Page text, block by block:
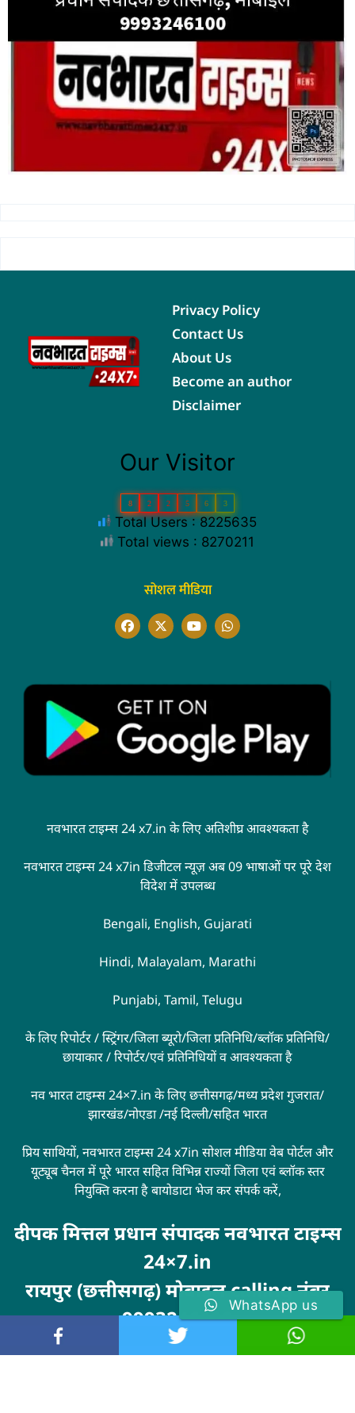
Privacy Policy
Contact Us
About Us
Become an author
Disclaimer
Our Visitor
8 2 2 5 6 3
Total Users : 8225635
Total views : 8270211
सोशल मीडिया
नवभारत टाइम्स 24 x7.in के लिए अतिशीघ्र आवश्यकता है
नवभारत टाइम्स 24 x7in डिजीटल न्यूज़ अब 09 भाषाओं पर पूरे देश
विदेश में उपलब्ध
Bengali, English, Gujarati
Hindi, Malayalam, Marathi
Punjabi, Tamil, Telugu
के लिए रिपोर्टर / स्ट्रिंगर/जिला ब्यूरो/जिला प्रतिनिधि/ब्लॉक प्रतिनिधि/
छायाकार / रिपोर्टर/एवं प्रतिनिधियों व आवश्यकता है
नव भारत टाइम्स 24×7.in के लिए छत्तीसगढ़/मध्य प्रदेश गुजरात/
झारखंड/नोएडा /नई दिल्ली/सहित भारत
प्रिय साथियों, नवभारत टाइम्स 24 x7in सोशल मीडिया वेब पोर्टल और
यूट्यूब चैनल में पूरे भारत सहित विभिन्न राज्यों जिला एवं ब्लॉक स्तर
नियुक्ति करना है बायोडाटा भेज कर संपर्क करें,
दीपक मित्तल प्रधान संपादक नवभारत टाइम्स
24×7.in
रायपुर (छत्तीसगढ़) मोबाइल calling नंबर
9993246100
MarketingHack4U
WhatsApp us